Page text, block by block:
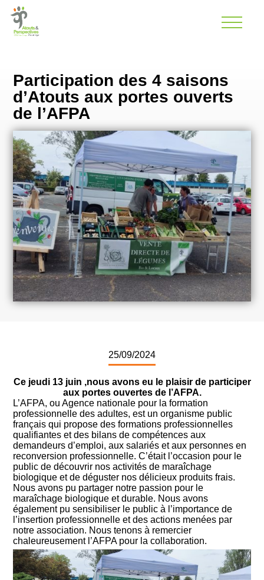
Participation des 4 saisons
d’Atouts aux portes ouverts
de l’AFPA
25/09/2024
Ce jeudi 13 juin ,nous avons eu le plaisir de participer
aux portes ouvertes de l’AFPA.
L’AFPA, ou Agence nationale pour la formation
professionnelle des adultes, est un organisme public
français qui propose des formations professionnelles
qualifiantes et des bilans de compétences aux
demandeurs d’emploi, aux salariés et aux personnes en
reconversion professionnelle. C’était l’occasion pour le
public de découvrir nos activités de maraîchage
biologique et de déguster nos délicieux produits frais.
Nous avons pu partager notre passion pour le
maraîchage biologique et durable. Nous avons
également pu sensibiliser le public à l’importance de
l’insertion professionnelle et des actions menées par
notre association. Nous tenons à remercier
chaleureusement l’AFPA pour la collaboration.